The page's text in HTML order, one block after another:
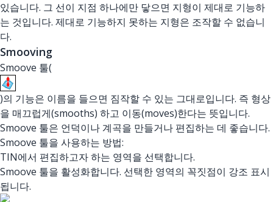
있습니다. 그 선이 지점 하나에만 닿으면 지형이 제대로 기능하
는 것입니다. 제대로 기능하지 못하는 지형은 조작할 수 없습니
다.
Smooving
Smoove 툴(
)의 기능은 이름을 들으면 짐작할 수 있는 그대로입니다. 즉 형상
을 매끄럽게(smooths) 하고 이동(moves)한다는 뜻입니다.
Smoove 툴은 언덕이나 계곡을 만들거나 편집하는 데 좋습니다.
Smoove 툴을 사용하는 방법:
TIN에서 편집하고자 하는 영역을 선택합니다.
Smoove 툴을 활성화합니다. 선택한 영역의 꼭짓점이 강조 표시
됩니다.